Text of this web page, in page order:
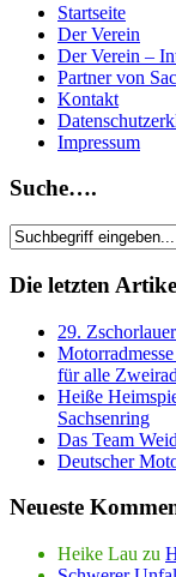
Startseite
Der Verein
Der Verein –
Partner von
Kontakt
Impressum
Suche….
Die letzten
29.
für alle
Heiße
Sachsenring
Das Team
Deutscher
Neueste
Heike Lau zu